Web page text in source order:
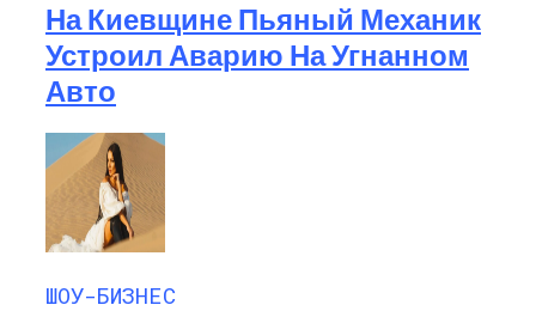
На Киевщине Пьяный Механик
Устроил Аварию На Угнанном
Авто
ШОУ-БИЗНЕС